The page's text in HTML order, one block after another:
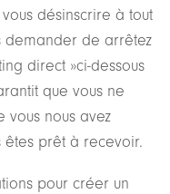
désinscrire à tout
de arrêtez
direct »ci-dessous
que vous ne
vous nous avez
êtes prêt à recevoir.
pour créer un